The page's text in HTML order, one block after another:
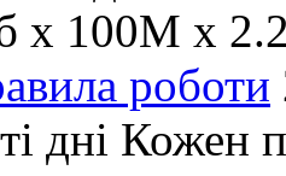
x 100M x
роботи
дні Кожен